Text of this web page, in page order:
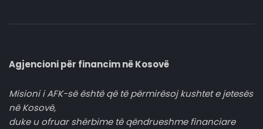
Agjencioni për financim në Kosovë
Misioni i AFK-së është që të përmirësoj kushtet e jetesës
në Kosovë,
duke u ofruar shërbime të qëndrueshme financiare